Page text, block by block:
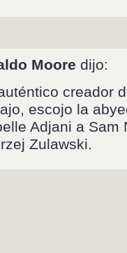
Moore dijo:
creador
escojo la
Adjani a Sam
Zulawski.